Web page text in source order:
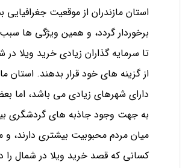
استان مازندران از موقعیت جغرافیایی
برخوردار گردد، و همین ویژگی ها
تا سرمایه گذاران زیادی خرید ویلا در
از گزینه های خود قرار بدهند. استان
دارای شهرهای زیادی می باشد، اما
به جهت وجود جاذبه های گردشگری
میان مردم محبوبیت بیشتری دارند، و
کسانی که قصد خرید ویلا در شمال را